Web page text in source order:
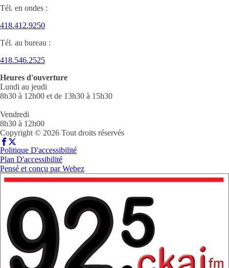
Tél. en ondes :
418.412.9250
Tél. au bureau :
418.546.2525
Heures d'ouverture
Lundi au jeudi
8h30 à 12h00 et de 13h30 à 15h30
Vendredi
8h30 à 12h00
Copyright © 2026 Tout droits réservés
Politique D'accessibilité
Plan D'accessibilité
Pensé et conçu parWebez